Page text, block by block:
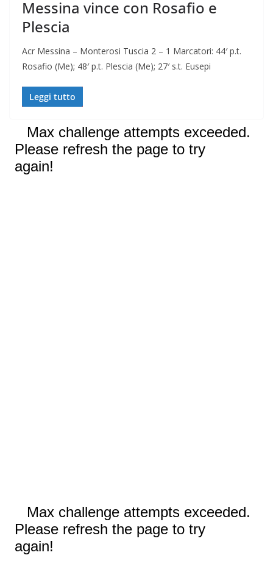
Messina vince con Rosafio e
Plescia
Acr Messina – Monterosi Tuscia 2 – 1 Marcatori: 44′ p.t.
Rosafio (Me); 48′ p.t. Plescia (Me); 27′ s.t. Eusepi
Leggi tutto